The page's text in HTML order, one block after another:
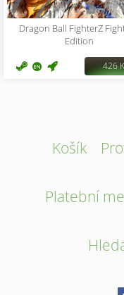
Dragon Ball FighterZ
Edition
426
Košík
Platební